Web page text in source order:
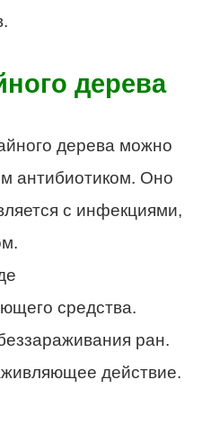
дерева можно
антибиотиком. Оно
с инфекциями,
средства.
ран.
действие.